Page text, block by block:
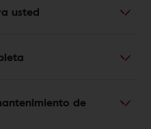
usted
de